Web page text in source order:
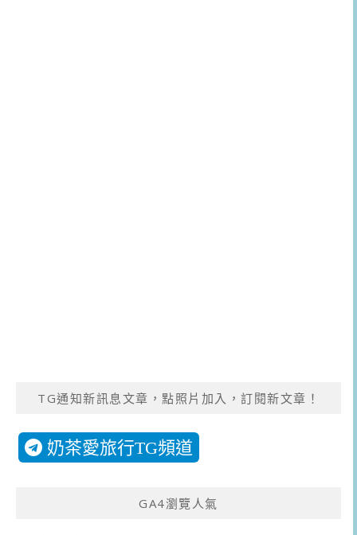
TG通知新訊息文章，點照片加入，訂閱新文章！
奶茶愛旅行TG頻道
GA4瀏覽人氣